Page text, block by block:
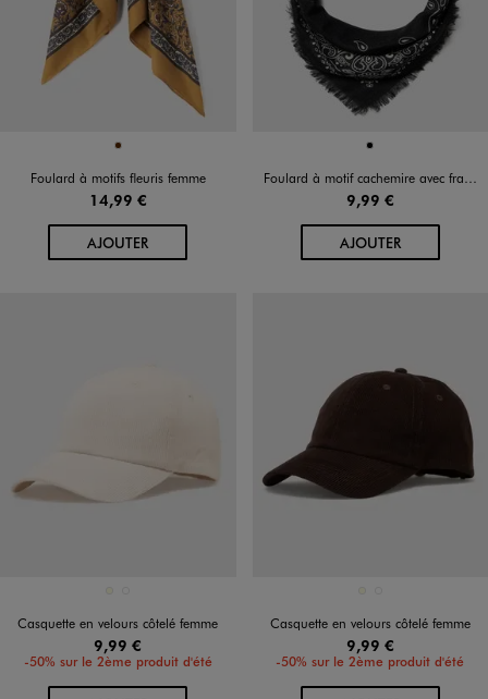
Disponible en 1 coloris
MARRON
Foulard à motifs fleuris femme
14,99 €
AJOUTERAU PANIER
Disponible en 1 coloris
NOIR
Foulard à motif cachemire avec franges femme
9,99 €
AJOUTERAU PANIER
Casquette en velours côtelé femme
9,99 €
-50% sur le 2ème produit d'été
Casquette en velours côtelé femme
9,99 €
-50% sur le 2ème produit d'été